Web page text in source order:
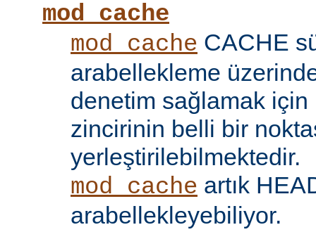
mod_cache
mod_cache CACHE
arabellekleme
denetim sağlamak
zincirinin belli bir
yerleştirilebilmektedir.
mod_cache artık
arabellekleyebiliyor.